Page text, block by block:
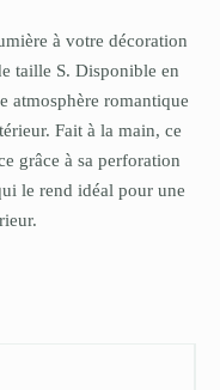
à votre décoration
taille S. Disponible en
atmosphère romantique
Fait à la main, ce
grâce à sa perforation
le rend idéal pour une